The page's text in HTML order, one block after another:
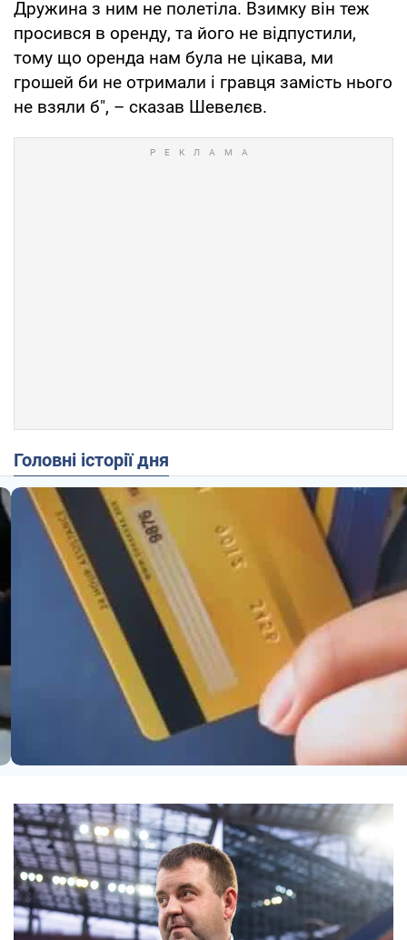
Дружина з ним не полетіла. Взимку він теж
просився в оренду, та його не відпустили,
тому що оренда нам була не цікава, ми
грошей би не отримали і гравця замість нього
не взяли б", – сказав Шевелєв.
Головні історії дня